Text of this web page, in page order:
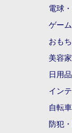
電球
ゲーム
おも
美容
日用
イン
自転
防犯